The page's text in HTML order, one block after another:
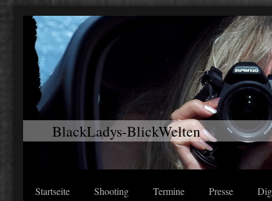
BlackLadys-BlickWelten
Startseite Shooting Termine Presse